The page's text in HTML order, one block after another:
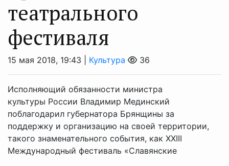
театрального
фестиваля
15 мая 2018, 19:43 | Культура 36
Исполняющий обязанности министра
культуры России Владимир Мединский
поблагодарил губернатора Брянщины за
поддержку и организацию на своей территории,
такого знаменательного события, как XXIII
Международный фестиваль «Славянские